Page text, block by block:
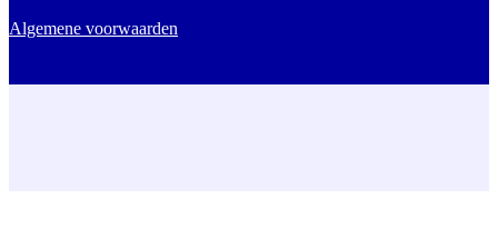
Algemene voorwaarden